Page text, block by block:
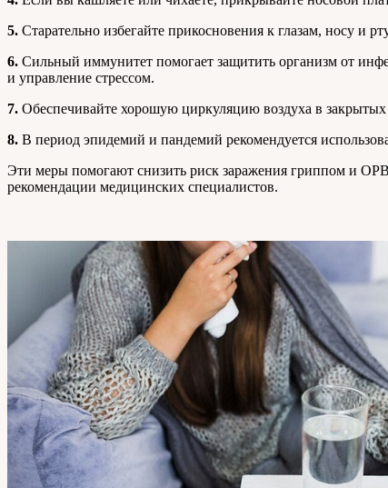
5. Старательно избегайте прикосновения к глазам, носу и
6. Сильный иммунитет помогает защитить организм от
и управление стрессом.
7. Обеспечивайте хорошую циркуляцию воздуха в
8. В период эпидемий и пандемий рекомендуется
Эти меры помогают снизить риск заражения гриппом и
рекомендации медицинских специалистов.